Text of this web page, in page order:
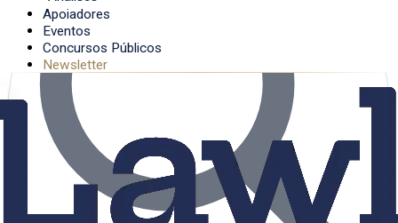
Apoiadores
Eventos
Concursos Públicos
Newsletter